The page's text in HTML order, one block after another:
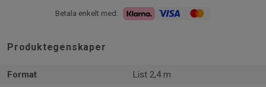
Betala enkelt med:
Produktegenskaper
Format
List 2,4 m